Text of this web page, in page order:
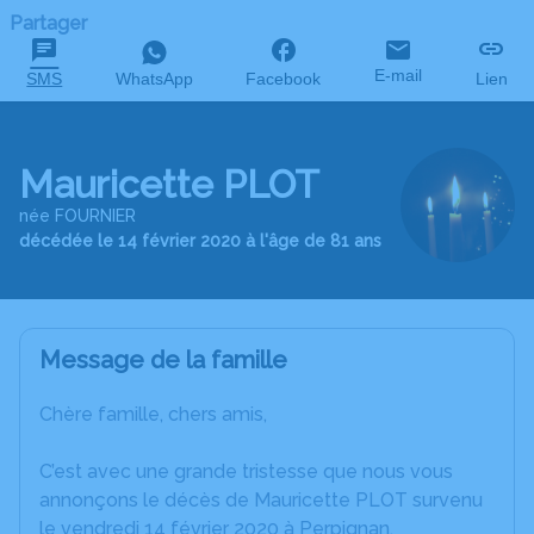
Partager
SMS WhatsApp Facebook E-mail Lien
Mauricette PLOT
née FOURNIER
décédée le 14 février 2020 à l'âge de 81 ans
Message de la famille
Chère famille, chers amis,
C’est avec une grande tristesse que nous vous
annonçons le décès de Mauricette PLOT survenu
le vendredi 14 février 2020 à Perpignan.